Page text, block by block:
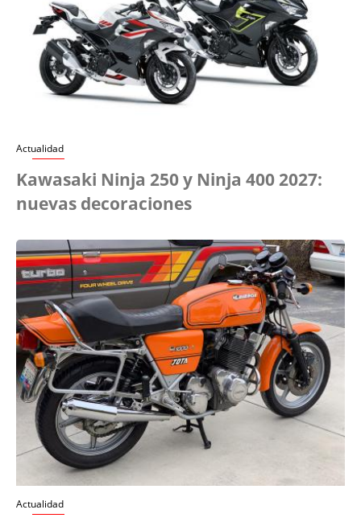
Actualidad
Kawasaki Ninja 250 y Ninja 400 2027:
nuevas decoraciones
Actualidad